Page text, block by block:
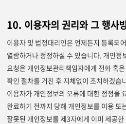
10. 이용자의 권리와 그 행사
이용자 및 법정대리인은 언제든지 등록되
열람하거나 정정하실 수 있습니다. 개인정
요청은 개인정보관리책임자에게 전화 혹
확인 절차를 거친 후 지체없이 조치하겠습
이용자가 개인정보의 오류에 대한 정정을
완료하기 전까지 당해 개인정보를 이용 또
잘못된 개인정보를 제3자에게 이미 제공